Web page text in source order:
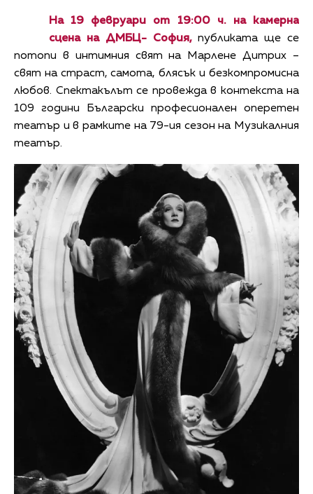
На 19 февруари от 19:00 ч. на камерна
сцена на ДМБЦ- София,публиката ще се
потопи в интимния свят на Марлене Дитрих –
свят на страст, самота, блясък и безкомпромисна
любов. Спектакълът се провежда в контекста на
109 години Български професионален оперетен
театър и в рамките на 79-ия сезон на Музикалния
театър.